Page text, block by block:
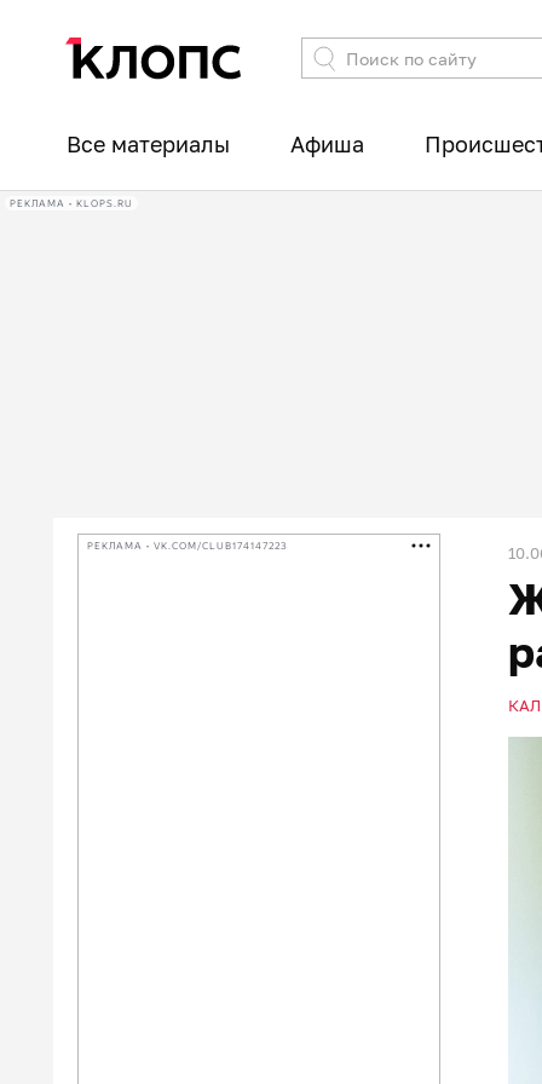
Все материалы Афиша
РЕКЛАМА • KLOPS.RU
РЕКЛАМА • VK.COM/CLUB174147223